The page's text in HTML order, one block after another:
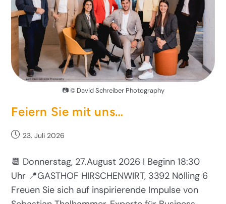
📷 © David Schreiber Photography
Feiern Sie mit uns…
23. Juli 2026
📆 Donnerstag, 27.August 2026 I Beginn 18:30
Uhr 📍GASTHOF HIRSCHENWIRT, 3392 Nölling 6
Freuen Sie sich auf inspirierende Impulse von